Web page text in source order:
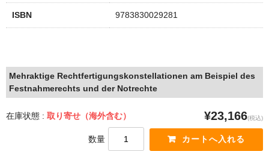
ISBN 9783830029281
Mehraktige Rechtfertigungskonstellationen am Beispiel des
Festnahmerechts und der Notrechte
在庫状態 : 取り寄せ（海外含む） ¥23,166(税込)
数量